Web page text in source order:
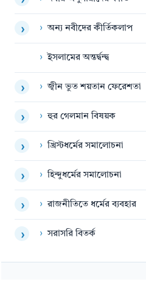
› › অন্য নবীদের কীর্তিকলাপ
› ইসলামের অন্তর্দ্বন্দ্ব
› › জ্বীন ভুত শয়তান ফেরেশতা
› › হুর গেলমান বিষয়ক
› › খ্রিস্টধর্মের সমালোচনা
› › হিন্দুধর্মের সমালোচনা
› › রাজনীতিতে ধর্মের ব্যবহার
› › সরাসরি বিতর্ক